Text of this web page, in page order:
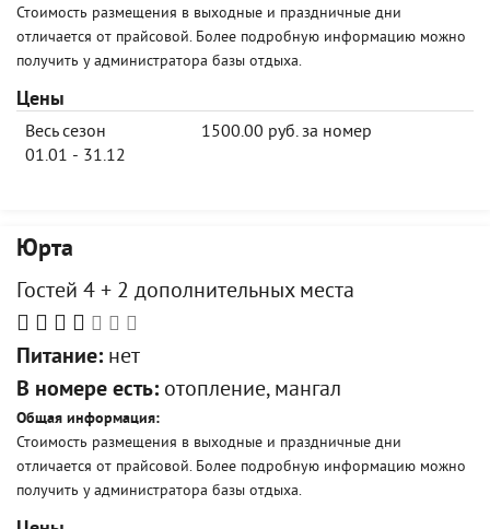
Стоимость размещения в выходные и праздничные дни
отличается от прайсовой. Более подробную информацию можно
получить у администратора базы отдыха.
Цены
Весь сезон
01.01 - 31.12
1500.00 руб. за номер
Юрта
Гостей 4 + 2 дополнительных места
Питание: нет
В номере есть: отопление, мангал
Общая информация:
Стоимость размещения в выходные и праздничные дни
отличается от прайсовой. Более подробную информацию можно
получить у администратора базы отдыха.